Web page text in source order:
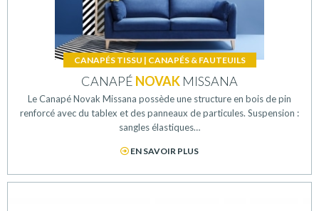
CANAPÉS TISSU | CANAPÉS & FAUTEUILS
CANAPÉ NOVAK MISSANA
Le Canapé Novak Missana possède une structure en bois de pin
renforcé avec du tablex et des panneaux de particules. Suspension :
sangles élastiques…
EN SAVOIR PLUS